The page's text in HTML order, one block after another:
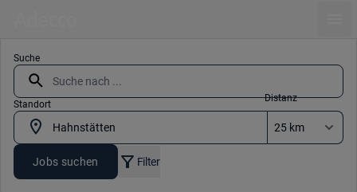
Suche
Standort
Distanz
Jobs suchen Filter